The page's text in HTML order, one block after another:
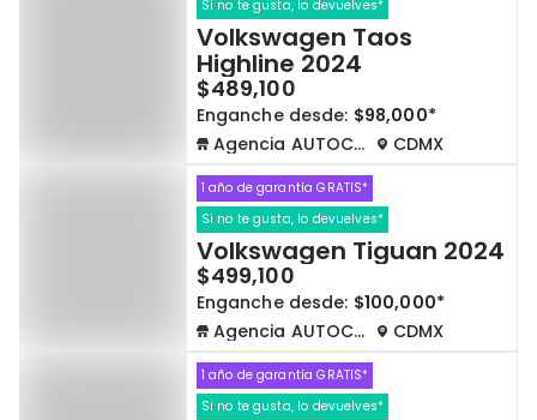
Si no te gusta, lo devuelves*
Volkswagen Taos
Highline 2024
$489,100
Enganche desde: $98,000*
Agencia AUTOCOM
CDMX
1 año de garantía GRATIS*
Si no te gusta, lo devuelves*
Volkswagen Tiguan 2024
$499,100
Enganche desde: $100,000*
Agencia AUTOCOM
CDMX
1 año de garantía GRATIS*
Si no te gusta, lo devuelves*